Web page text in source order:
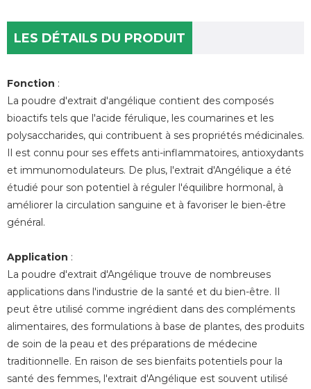
LES DÉTAILS DU PRODUIT
Fonction :
La poudre d'extrait d'angélique contient des composés
bioactifs tels que l'acide férulique, les coumarines et les
polysaccharides, qui contribuent à ses propriétés médicinales.
Il est connu pour ses effets anti-inflammatoires, antioxydants
et immunomodulateurs. De plus, l'extrait d'Angélique a été
étudié pour son potentiel à réguler l'équilibre hormonal, à
améliorer la circulation sanguine et à favoriser le bien-être
général.
Application :
La poudre d'extrait d'Angélique trouve de nombreuses
applications dans l'industrie de la santé et du bien-être. Il
peut être utilisé comme ingrédient dans des compléments
alimentaires, des formulations à base de plantes, des produits
de soin de la peau et des préparations de médecine
traditionnelle. En raison de ses bienfaits potentiels pour la
santé des femmes, l'extrait d'Angélique est souvent utilisé